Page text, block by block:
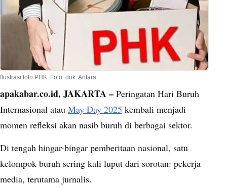
Ilustrasi foto PHK. Foto: dok. Antara
apakabar.co.id, JAKARTA – Peringatan Hari Buruh
Internasional atau May Day 2025 kembali menjadi
momen refleksi akan nasib buruh di berbagai sektor.
Di tengah hingar-bingar pemberitaan nasional, satu
kelompok buruh sering kali luput dari sorotan: pekerja
media, terutama jurnalis.